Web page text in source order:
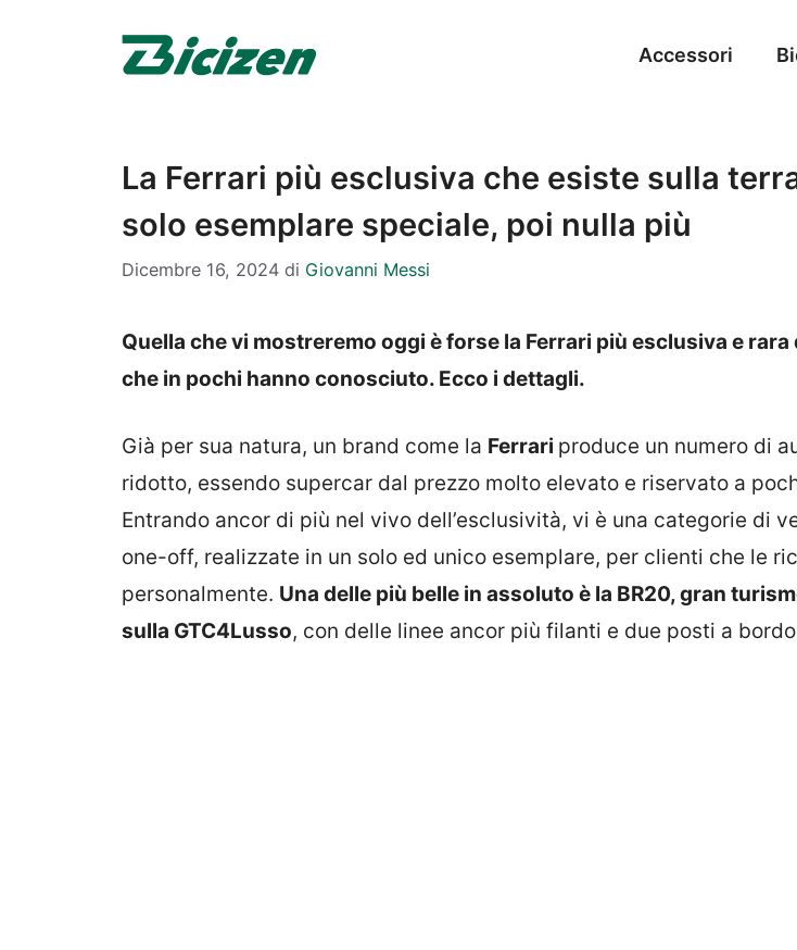
Accessori
La Ferrari più esclusiva che esiste sulla
solo esemplare speciale, poi nulla più
Dicembre 16, 2024 di Giovanni Messi
Quella che vi mostreremo oggi è forse la Ferrari più esclusiva e rara
che in pochi hanno conosciuto. Ecco i dettagli.
Già per sua natura, un brand come la Ferrari produce un numero di
ridotto, essendo supercar dal prezzo molto elevato e riservato a
Entrando ancor di più nel vivo dell’esclusività, vi è una categorie di
one-off, realizzate in un solo ed unico esemplare, per clienti che le
personalmente. Una delle più belle in assoluto è la BR20, gran
sulla GTC4Lusso, con delle linee ancor più filanti e due posti a